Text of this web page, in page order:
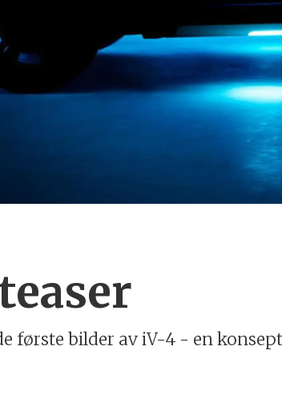
første bilder av iV-4 - en